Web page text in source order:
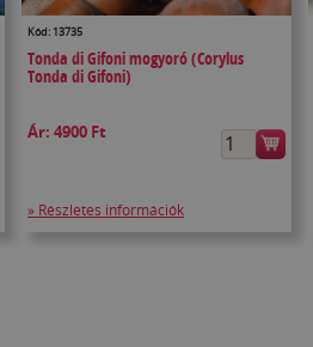
Kód: 13735
Tonda di Gifoni mogyoró (Corylus
Tonda di Gifoni)
Ár:4900 Ft
» Részletes információk